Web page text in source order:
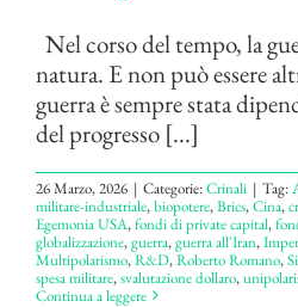
Nel corso del tempo, la
natura. E non può essere
guerra è sempre stata
del progresso [...]
26 Marzo, 2026 | Categorie:Crinali | Tag:
militare-industriale,biopotere,Brics,Cina,
Egemonia USA,fondi di private capital,
globalizzazione,guerra,guerra all'Iran,
Multipolarismo,R&D,Roberto Romano,
spesa militare,svalutazione dollaro,
Continua a leggere